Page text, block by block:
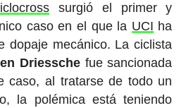
surgió el primer y
caso en el que la UCI ha
dopaje mecánico. La ciclista
Driessche fue sancionada
caso, al tratarse de todo un
la polémica está teniendo